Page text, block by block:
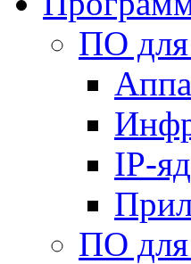
ПО для
IP-
ПО для